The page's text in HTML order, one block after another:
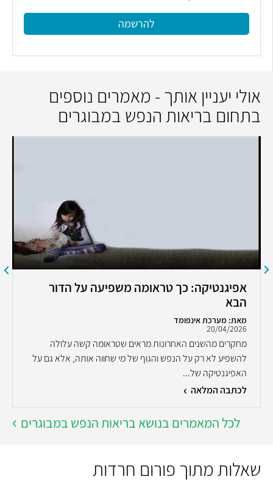
להרשמה
אולי יעניין אותך - מאמרים נוספים
בתחום בריאות הנפש במבוגרים
אפיגנטיקה: כך טראומה משפיעה על הדור
הבא
מאת: מערכת אינפומד
20/04/2026
מחקרים מהשנים האחרונות מראים שטראומה קשה עלולה
להשפיע לא רק על הנפש והגוף של מי שחווה אותה, אלא גם על
האפיגנטיקה של...
לכתבה המלאה
לכל המאמרים בנושא בריאות הנפש במבוגרים
שאלות מתוך פורום חרדות